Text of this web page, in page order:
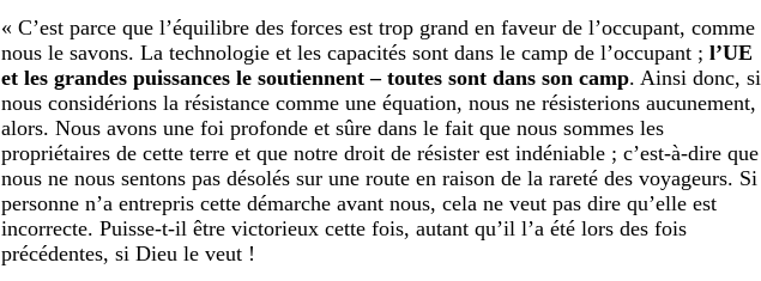
« C’est parce que l’équilibre des forces est trop grand en faveur de l’occupant, comme
nous le savons. La technologie et les capacités sont dans le camp de l’occupant ; l’UE
et les grandes puissances le soutiennent – toutes sont dans son camp. Ainsi donc, si
nous considérions la résistance comme une équation, nous ne résisterions aucunement,
alors. Nous avons une foi profonde et sûre dans le fait que nous sommes les
propriétaires de cette terre et que notre droit de résister est indéniable ; c’est-à-dire que
nous ne nous sentons pas désolés sur une route en raison de la rareté des voyageurs. Si
personne n’a entrepris cette démarche avant nous, cela ne veut pas dire qu’elle est
incorrecte. Puisse-t-il être victorieux cette fois, autant qu’il l’a été lors des fois
précédentes, si Dieu le veut !